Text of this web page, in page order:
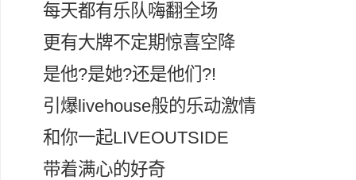
每天都有乐队嗨翻全场
更有大牌不定期惊喜空降
是他?是她?还是他们?!
引爆livehouse般的乐动激情
和你一起LIVEOUTSIDE
带着满心的好奇